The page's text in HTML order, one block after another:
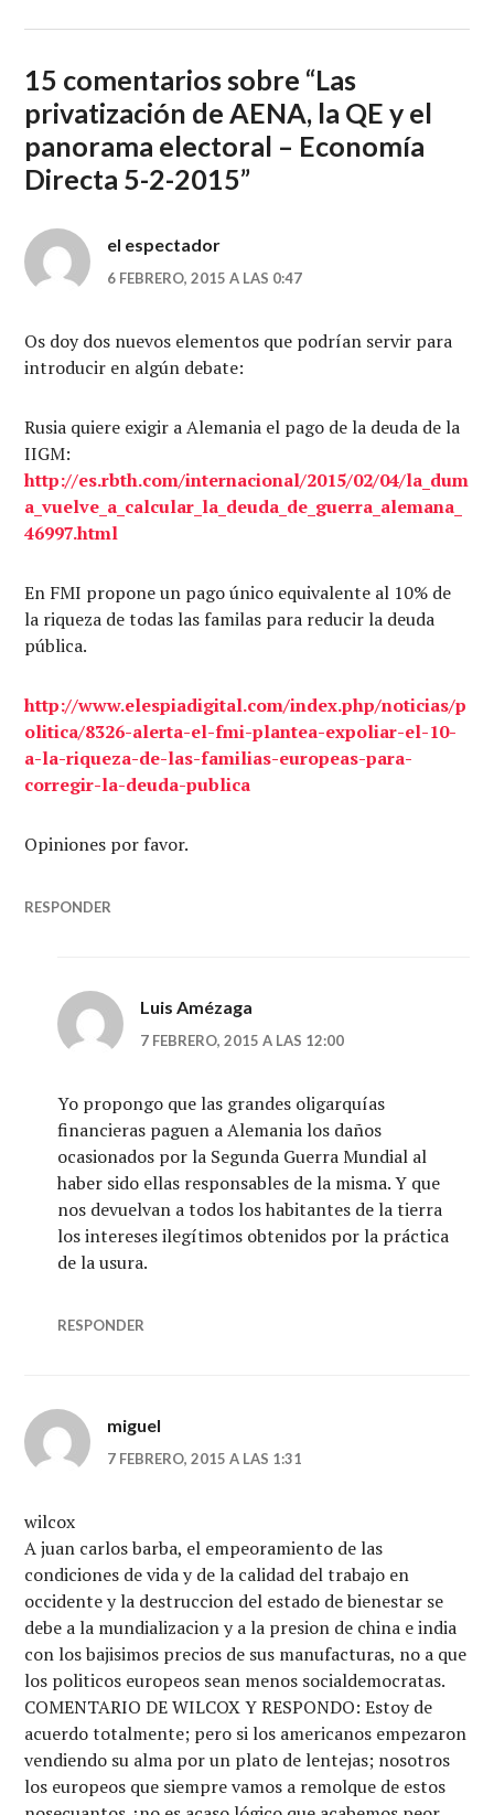
15 comentarios sobre “Las
privatización de AENA, la QE y el
panorama electoral – Economía
Directa 5-2-2015”
el espectador
6 FEBRERO, 2015 A LAS 0:47
Os doy dos nuevos elementos que podrían servir para
introducir en algún debate:
Rusia quiere exigir a Alemania el pago de la deuda de la
IIGM:
http://es.rbth.com/internacional/2015/02/04/la_dum
a_vuelve_a_calcular_la_deuda_de_guerra_alemana_
46997.html
En FMI propone un pago único equivalente al 10% de
la riqueza de todas las familas para reducir la deuda
pública.
http://www.elespiadigital.com/index.php/noticias/p
olitica/8326-alerta-el-fmi-plantea-expoliar-el-10-
a-la-riqueza-de-las-familias-europeas-para-
corregir-la-deuda-publica
Opiniones por favor.
RESPONDER
Luis Amézaga
7 FEBRERO, 2015 A LAS 12:00
Yo propongo que las grandes oligarquías
financieras paguen a Alemania los daños
ocasionados por la Segunda Guerra Mundial al
haber sido ellas responsables de la misma. Y que
nos devuelvan a todos los habitantes de la tierra
los intereses ilegítimos obtenidos por la práctica
de la usura.
RESPONDER
miguel
7 FEBRERO, 2015 A LAS 1:31
wilcox
A juan carlos barba, el empeoramiento de las
condiciones de vida y de la calidad del trabajo en
occidente y la destruccion del estado de bienestar se
debe a la mundializacion y a la presion de china e india
con los bajisimos precios de sus manufacturas, no a que
los politicos europeos sean menos socialdemocratas.
COMENTARIO DE WILCOX Y RESPONDO: Estoy de
acuerdo totalmente; pero si los americanos empezaron
vendiendo su alma por un plato de lentejas; nosotros
los europeos que siempre vamos a remolque de estos